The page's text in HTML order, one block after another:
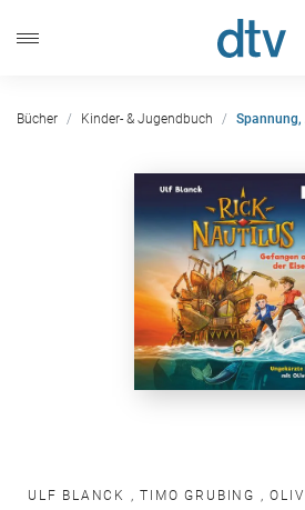
Bücher Kinder- & Jugendbuch Spannung,
ULF BLANCK ,TIMO GRUBING ,